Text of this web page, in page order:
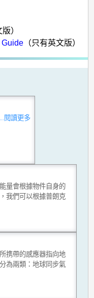
）
Guide （只有英文版）
...閱讀更多
量會根據物件自身的
我們可以根據普朗克
携帶的感應器指向地
為兩類：地球同步氣